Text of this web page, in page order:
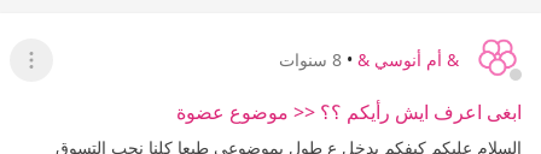
& أم أنوسي & • 8 سنوات
عرض
ابغى اعرف ايش رأيكم ؟؟ << موضوع عضوة
السلام عليكم كيفكم بدخل ع طول بموضوعي طبعا كلنا نحب التسوق